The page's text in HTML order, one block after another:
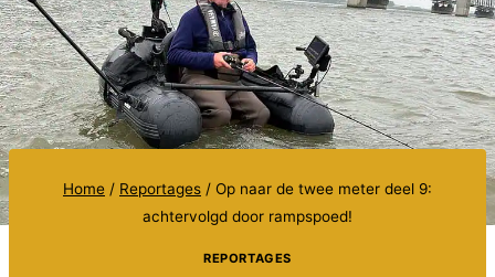
Home / Reportages / Op naar de twee meter deel 9:
achtervolgd door rampspoed!
REPORTAGES